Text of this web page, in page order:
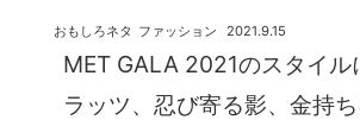
MET GALA 2021のスタイル
ラッツ、忍び寄る影、金持
2021.9.15
おもしろネタ ファッション